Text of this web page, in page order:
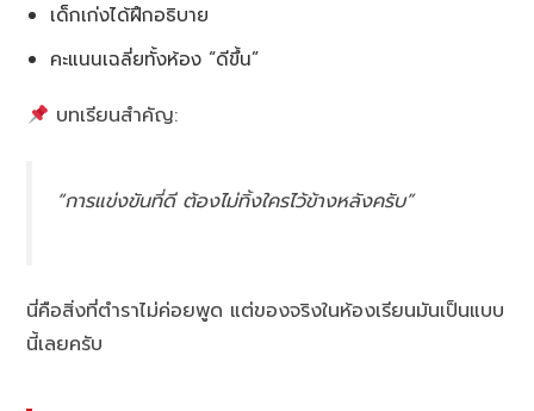
เด็กเก่งได้ฝึกอธิบาย
คะแนนเฉลี่ยทั้งห้อง “ดีขึ้น”
บทเรียนสำคัญ:
“การแข่งขันที่ดี ต้องไม่ทิ้งใครไว้ข้างหลังครับ”
นี่คือสิ่งที่ตำราไม่ค่อยพูด แต่ของจริงในห้องเรียนมันเป็นแบบ
นี้เลยครับ